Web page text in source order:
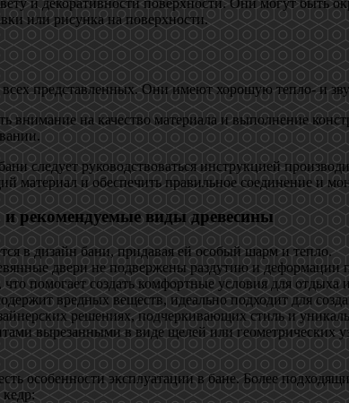
и декоративности поверхности. Они могут быть
или рисунка на поверхности.
представленных. Они имеют хорошую тепло- и
внимание на качество материала и выполнение
следует руководствоваться инструкцией
материал и обеспечить правильное соединение и
и рекомендуемые виды древесины
в дизайн бани, придавая ей особый шарм и тепло.
двери не подвержены раздутию и деформации
помогает создать комфортные условия для отдыха
вредных веществ, идеально подходит для
решениях, подчеркивающих стиль и
вырезанными в виде щелей или геометрических
особенности эксплуатации в бане. Более